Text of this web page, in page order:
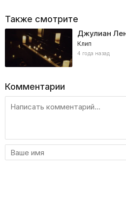
Также смотрите
Джулиан
Клип
4 года назад
Комментарии